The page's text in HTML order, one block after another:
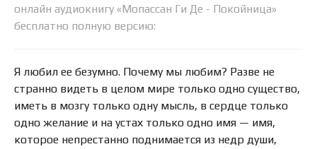
онлайн аудиокнигу «Мопассан Ги Де - Покойница»
бесплатно полную версию:
Я любил ее безумно. Почему мы любим? Разве не
странно видеть в целом мире только одно существо,
иметь в мозгу только одну мысль, в сердце только
одно желание и на устах только одно имя — имя,
которое непрестанно поднимается из недр души,